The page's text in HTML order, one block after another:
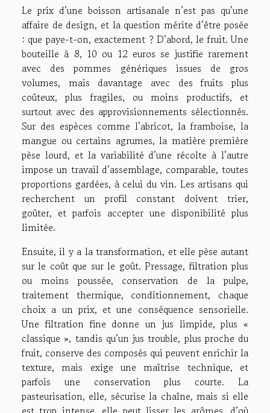
Le prix d’une boisson artisanale n’est pas qu’une
affaire de design, et la question mérite d’être posée
: que paye-t-on, exactement ? D’abord, le fruit. Une
bouteille à 8, 10 ou 12 euros se justifie rarement
avec des pommes génériques issues de gros
volumes, mais davantage avec des fruits plus
coûteux, plus fragiles, ou moins productifs, et
surtout avec des approvisionnements sélectionnés.
Sur des espèces comme l’abricot, la framboise, la
mangue ou certains agrumes, la matière première
pèse lourd, et la variabilité d’une récolte à l’autre
impose un travail d’assemblage, comparable, toutes
proportions gardées, à celui du vin. Les artisans qui
recherchent un profil constant doivent trier,
goûter, et parfois accepter une disponibilité plus
limitée.
Ensuite, il y a la transformation, et elle pèse autant
sur le coût que sur le goût. Pressage, filtration plus
ou moins poussée, conservation de la pulpe,
traitement thermique, conditionnement, chaque
choix a un prix, et une conséquence sensorielle.
Une filtration fine donne un jus limpide, plus «
classique », tandis qu’un jus trouble, plus proche du
fruit, conserve des composés qui peuvent enrichir la
texture, mais exige une maîtrise technique, et
parfois une conservation plus courte. La
pasteurisation, elle, sécurise la chaîne, mais si elle